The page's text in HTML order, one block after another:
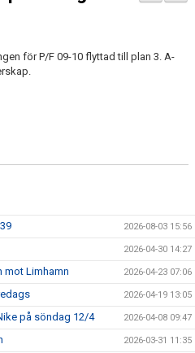
för P/F 09-10 flyttad till plan 3. A-
2026-08-03 15:56
2026-04-30 14:27
mot Limhamn 2026-04-23 07:06
2026-04-19 13:05
på söndag 12/4 2026-04-08 09:47
2026-03-31 11:35